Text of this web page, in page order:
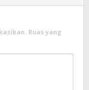
Ruas yang